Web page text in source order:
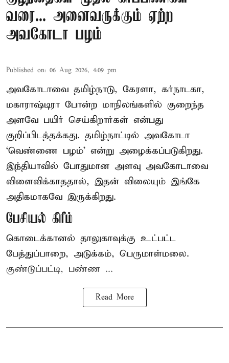
வரை... அனைவருக்கும் ஏற்ற
அவகோடா பழம்
Published on: 06 Aug 2026, 4:09 pm
அவகோடாவை தமிழ்நாடு, கேரளா, கர்நாடகா,
மகாராஷ்டிரா போன்ற மாநிலங்களில் குறைந்த
அளவே பயிர் செய்கிறார்கள் என்பது
குறிப்பிடத்தக்கது. தமிழ்நாட்டில் அவகோடா
‘வெண்ணை பழம்’ என்று அழைக்கப்படுகிறது.
இந்தியாவில் போதுமான அளவு அவகோடாவை
விளைவிக்காததால், இதன் விலையும் இங்கே
அதிகமாகவே இருக்கிறது.
பேசியல் கிரீம்
கொடைக்கானல் தாலுகாவுக்கு உட்பட்ட
பேத்துப்பாறை, அடுக்கம், பெருமாள்மலை.
குண்டுப்பட்டி, பண்ண ...
Read More